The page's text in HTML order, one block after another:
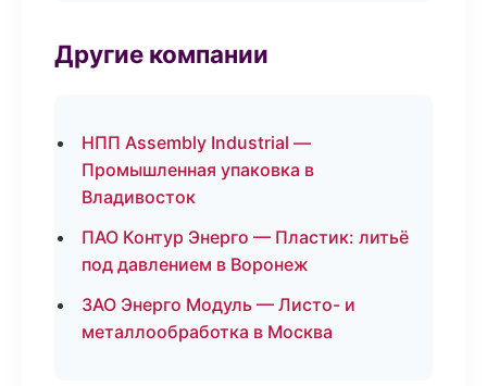
Другие компании
НПП Assembly Industrial —
Промышленная упаковка в
Владивосток
ПАО Контур Энерго — Пластик: литьё
под давлением в Воронеж
ЗАО Энерго Модуль — Листо- и
металлообработка в Москва